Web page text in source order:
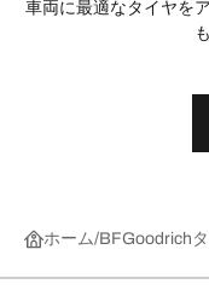
車両に最適なタイヤを
ホーム BFGoodrich